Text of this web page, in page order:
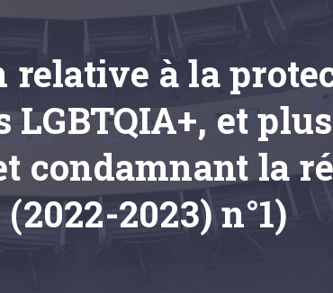
à la
et
condamnant la
2023) n°1)